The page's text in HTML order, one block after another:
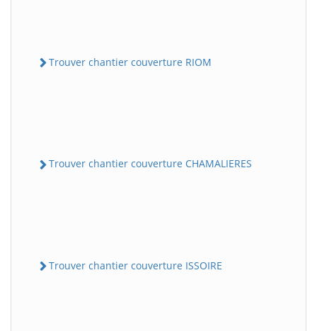
Trouver chantier couverture RIOM
Trouver chantier couverture CHAMALIERES
Trouver chantier couverture ISSOIRE